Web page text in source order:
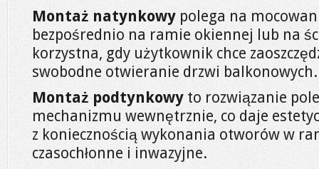
Montaż natynkowy polega na
bezpośrednio na ramie okiennej lub na
korzystna, gdy użytkownik chce
swobodne otwieranie drzwi balkonowych.
Montaż podtynkowy to rozwiązanie
mechanizmu wewnętrznie, co daje
z koniecznością wykonania otworów w
czasochłonne i inwazyjne.